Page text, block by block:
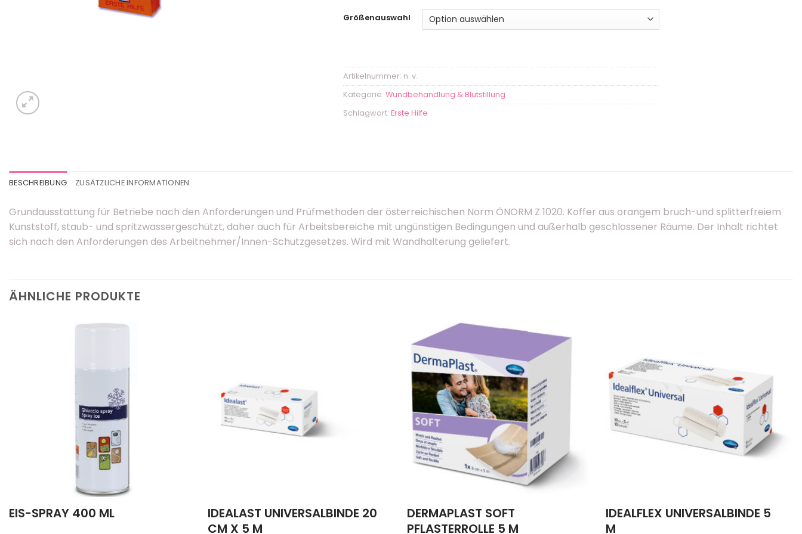
Größenauswahl
Artikelnummer: n. v.
Kategorie: Wundbehandlung & Blutstillung
Schlagwort: Erste Hilfe
BESCHREIBUNG ZUSÄTZLICHE INFORMATIONEN
Grundausstattung für Betriebe nach den Anforderungen und Prüfmethoden der österreichischen Norm ÖNORM Z 1020. Koffer aus orangem bruch-und splitterfreiem
Kunststoff, staub- und spritzwassergeschützt, daher auch für Arbeitsbereiche mit ungünstigen Bedingungen und außerhalb geschlossener Räume. Der Inhalt richtet
sich nach den Anforderungen des Arbeitnehmer/Innen-Schutzgesetzes. Wird mit Wandhalterung geliefert.
ÄHNLICHE PRODUKTE
EIS-SPRAY 400 ML
IDEALAST UNIVERSALBINDE 20
CM X 5 M
DERMAPLAST SOFT
PFLASTERROLLE 5 M
IDEALFLEX UNIVERSALBINDE 5
M